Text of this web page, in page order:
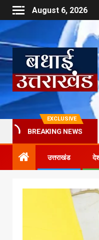
August 6, 2026
EXCLUSIVE
BREAKING NEWS
का आरोप, कृष्णा
उत्तराखंड